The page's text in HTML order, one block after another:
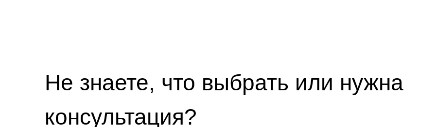
Не знаете, что выбрать или нужна
консультация?